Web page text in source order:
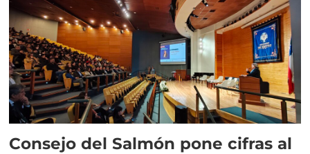
Consejo del Salmón pone cifras al